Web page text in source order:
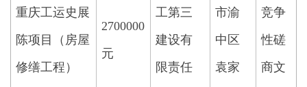
重庆工运史展
陈项目（房屋
修缮工程）
2700000
元
工第三
建设有
限责任
市渝
中区
袁家
竞争
性磋
商文